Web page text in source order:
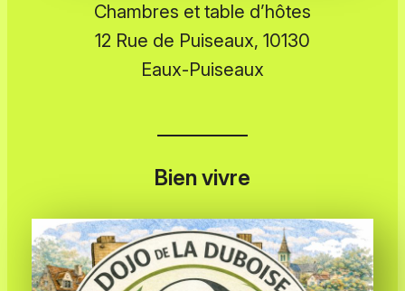
Chambres et table d’hôtes
12 Rue de Puiseaux, 10130
Eaux-Puiseaux
Bien vivre